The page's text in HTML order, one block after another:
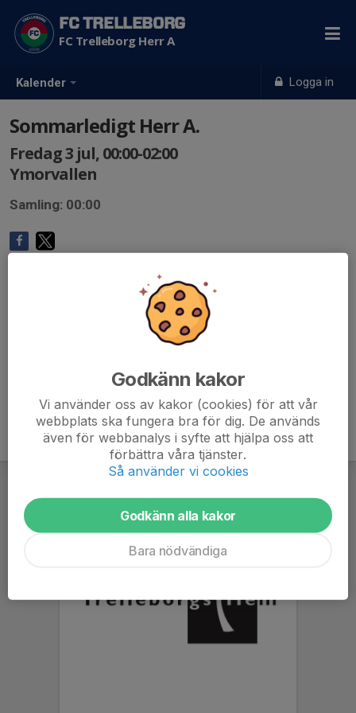
Kalender Logga in
FC TRELLEBORG
FC Trelleborg Herr A
Sommarledigt Herr A.
Fredag 3 jul, 00:00-02:00
Ymorvallen
Samling: 00:00
Godkänn kakor
Vi använder oss av kakor (cookies) för att vår
webbplats ska fungera bra för dig. De används
även för webbanalys i syfte att hjälpa oss att
förbättra våra tjänster.
Så använder vi cookies
Godkänn alla kakor
Bara nödvändiga